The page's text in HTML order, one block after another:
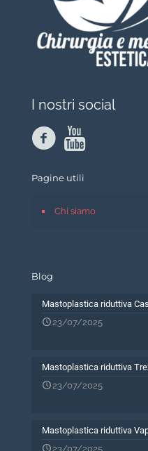
I nostri social
Pagine utili
Chi siamo
Blog
Mastoplastica riduttiva
23/07/2025
Mastoplastica riduttiva
23/07/2025
Mastoplastica riduttiva
23/07/2025